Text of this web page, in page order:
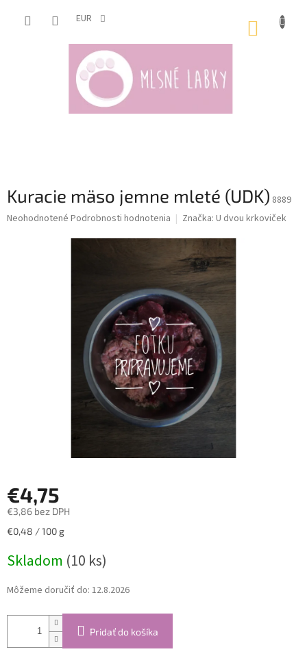
EUR
Kuracie mäso jemne mleté (UDK) 8889
Priemerné
Neohodnotené Podrobnosti hodnotenia Značka: U dvou krkoviček
€4,75
€3,86 bez DPH
Jednotková
€0,48 / 100 g
Skladom (10 ks)
Môžeme doručiť do: 12.8.2026
Pridať do košíka